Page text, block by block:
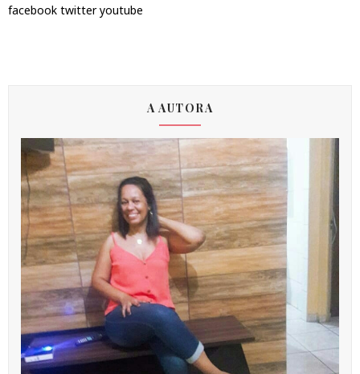
facebook twitter youtube
A AUTORA